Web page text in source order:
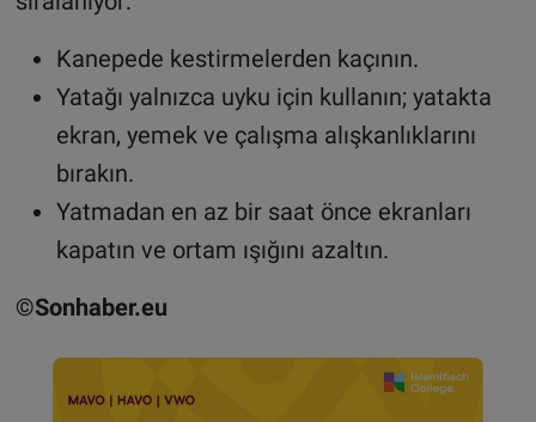
Kanepede kestirmelerden kaçının.
Yatağı yalnızca uyku için kullanın; yatakta
ekran, yemek ve çalışma alışkanlıklarını
bırakın.
Yatmadan en az bir saat önce ekranları
kapatın ve ortam ışığını azaltın.
©Sonhaber.eu